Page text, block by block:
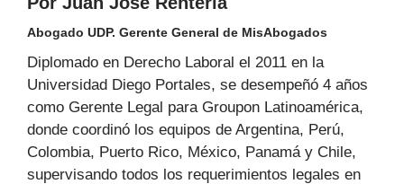
Abogado UDP. Gerente General de MisAbogados
Diplomado en Derecho Laboral el 2011 en la
Universidad Diego Portales, se desempeñó 4 años
como Gerente Legal para Groupon Latinoamérica,
donde coordinó los equipos de Argentina, Perú,
Colombia, Puerto Rico, México, Panamá y Chile,
supervisando todos los requerimientos legales en